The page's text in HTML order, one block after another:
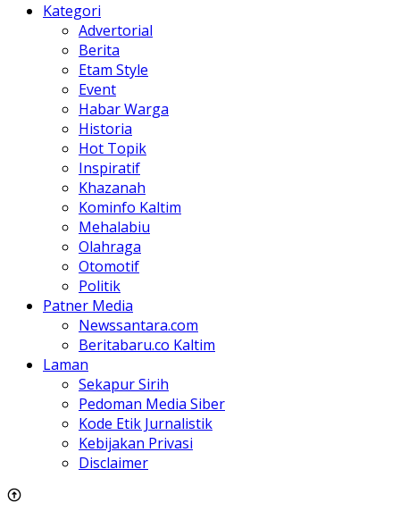
Kategori
Advertorial
Berita
Etam Style
Event
Habar Warga
Historia
Hot Topik
Inspiratif
Khazanah
Kominfo Kaltim
Mehalabiu
Olahraga
Otomotif
Politik
Patner Media
Newssantara.com
Beritabaru.co Kaltim
Laman
Sekapur Sirih
Pedoman Media Siber
Kode Etik Jurnalistik
Kebijakan Privasi
Disclaimer